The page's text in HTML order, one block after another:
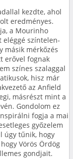
kezdte, ahol
eredményes.
a Mourinho
eléggé színtelen-
másik mérkőzés
erővel fognak
színes szalaggal
hisz már
az Anfield
másrészt mint a
Gondolom ez
fogja a mai
győzelem
úgy tűnik, hogy
Vörös Ördög
gondjait.